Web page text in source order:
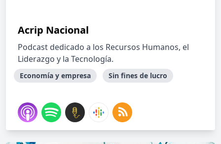
Acrip Nacional
Podcast dedicado a los Recursos Humanos, el
Liderazgo y la Tecnología.
Economía y empresa Sin fines de lucro